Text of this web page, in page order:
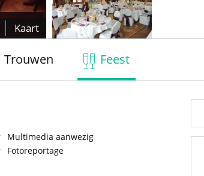
Kaart
Trouwen Feest
Multimedia aanwezig
Fotoreportage